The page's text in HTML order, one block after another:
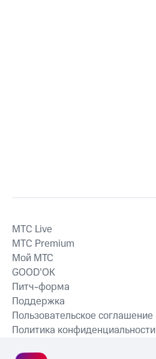
MTС Live
MTС Premium
Мой МТС
GOOD’OK
Питч-форма
Поддержка
Пользовательское соглашение
Политика конфиденциальности